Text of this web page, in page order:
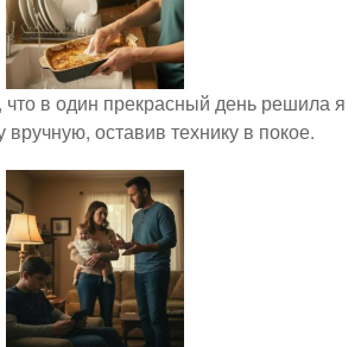
что в один прекрасный день решила я
вручную, оставив технику в покое.